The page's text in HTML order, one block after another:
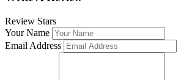
Review Stars
Your Name
Email Address